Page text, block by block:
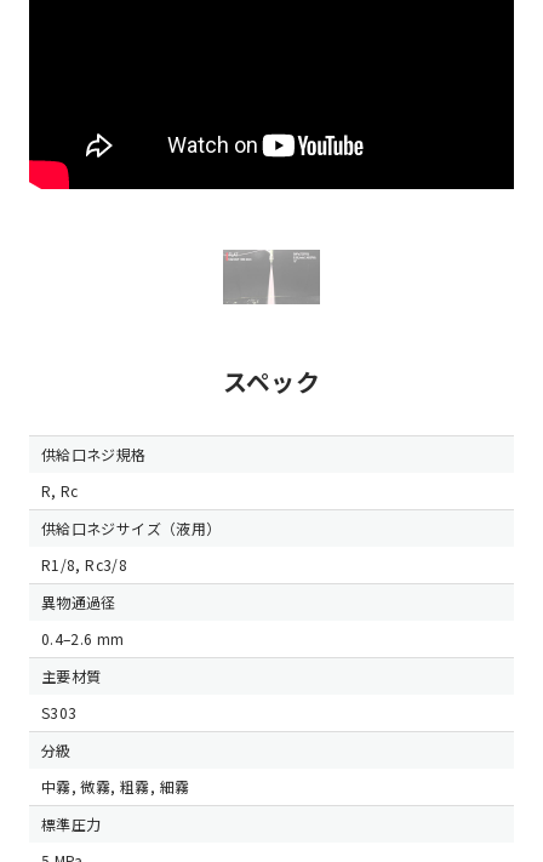
スペック
供給口ネジ規格
R, Rc
供給口ネジサイズ（液用）
R1/8, Rc3/8
異物通過径
0.4–2.6 mm
主要材質
S303
分級
中霧, 微霧, 粗霧, 細霧
標準圧力